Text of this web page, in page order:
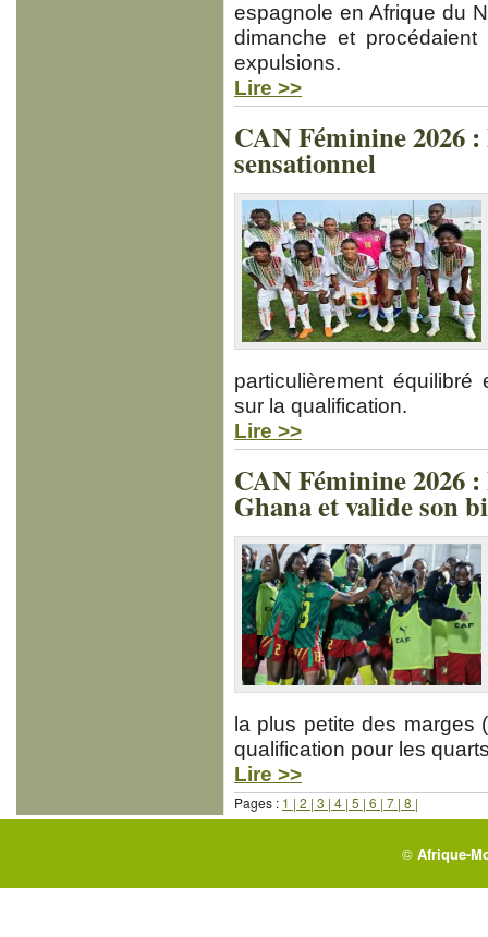
espagnole en Afrique du
dimanche et
expulsions.
Lire >>
CAN Féminine 2026
sensationnel
particulièrement
sur la qualification.
Lire >>
CAN Féminine 2026
Ghana et valide son
la plus petite des marges
qualification pour les
Lire >>
Pages : 1 | 2 | 3 | 4 | 5 | 6 | 7 | 8 |
© Afrique-